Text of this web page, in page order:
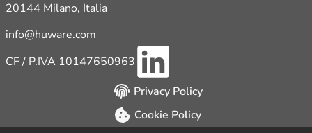
20144 Milano, Italia
info@huware.com
CF / P.IVA 10147650963
Privacy Policy
Cookie Policy